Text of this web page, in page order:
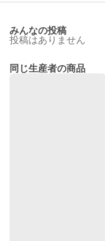
みんなの投稿
投稿はありません
同じ生産者の商品